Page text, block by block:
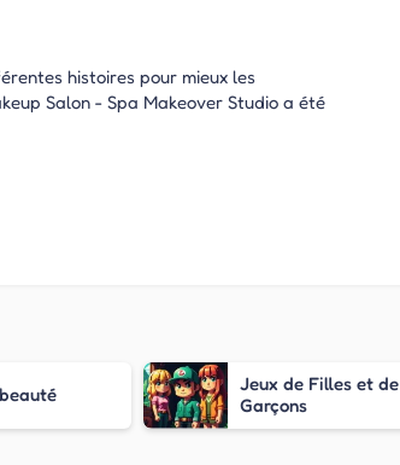
histoires pour mieux les
Salon - Spa Makeover Studio a été
Jeux de Filles et de
Garçons